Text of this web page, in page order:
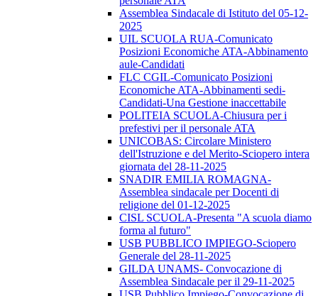
Assemblea Sindacale di Istituto del 05-12-
2025
UIL SCUOLA RUA-Comunicato
Posizioni Economiche ATA-Abbinamento
aule-Candidati
FLC CGIL-Comunicato Posizioni
Economiche ATA-Abbinamenti sedi-
Candidati-Una Gestione inaccettabile
POLITEIA SCUOLA-Chiusura per i
prefestivi per il personale ATA
UNICOBAS: Circolare Ministero
dell'Istruzione e del Merito-Sciopero intera
giornata del 28-11-2025
SNADIR EMILIA ROMAGNA-
Assemblea sindacale per Docenti di
religione del 01-12-2025
CISL SCUOLA-Presenta "A scuola diamo
forma al futuro"
USB PUBBLICO IMPIEGO-Sciopero
Generale del 28-11-2025
GILDA UNAMS- Convocazione di
Assemblea Sindacale per il 29-11-2025